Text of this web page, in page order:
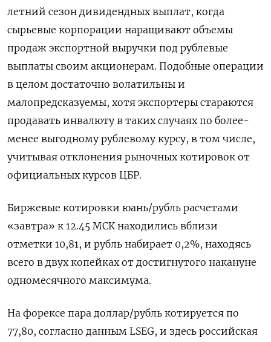
летний сезон дивидендных выплат, когда
сырьевые корпорации наращивают объемы
продаж экспортной выручки под рублевые
выплаты своим акционерам. Подобные операции
в целом достаточно волатильны и
малопредсказуемы, хотя экспортеры стараются
продавать инвалюту в таких случаях по более-
менее выгодному рублевому курсу, в том числе,
учитывая отклонения рыночных котировок от
официальных курсов ЦБР.
Биржевые котировки юань/рубль расчетами
«завтра» к 12.45 МСК находились вблизи
отметки 10,81, и рубль набирает 0,2%, находясь
всего в двух копейках от достигнутого накануне
одномесячного максимума.
На форексе пара доллар/рубль котируется по
77,80, согласно данным LSEG, и здесь российская